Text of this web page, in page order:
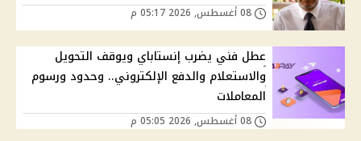
عطل فني يضرب إنستاباي ويوقف التحويل
والاستعلام والدفع الإلكتروني.. وحدود ورسوم
المعاملات